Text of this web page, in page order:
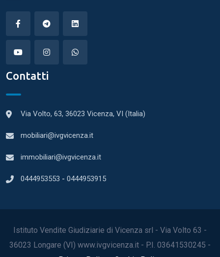
Contatti
Via Volto, 63, 36023 Vicenza, VI (Italia)
mobiliari@ivgvicenza.it
immobiliari@ivgvicenza.it
0444953553 - 0444953915
Istituto Vendite Giudiziarie di Vicenza srl - Via Volto 63 -
36023 Longare (VI) www.ivgvicenza.it - P.I. 03641530245 -